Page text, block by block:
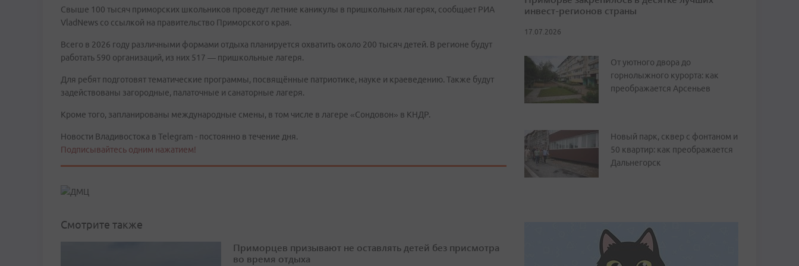
Свыше 100 тысяч приморских школьников проведут летние каникулы в пришкольных лагерях, сообщает РИА
VladNews со ссылкой на правительство Приморского края.
Всего в 2026 году различными формами отдыха планируется охватить около 200 тысяч детей. В регионе будут
работать 590 организаций, из них 517 — пришкольные лагеря.
Для ребят подготовят тематические программы, посвящённые патриотике, науке и краеведению. Также будут
задействованы загородные, палаточные и санаторные лагеря.
Кроме того, запланированы международные смены, в том числе в лагере «Сондовон» в КНДР.
Новости Владивостока в Telegram - постоянно в течение дня.
Подписывайтесь одним нажатием!
Смотрите также
Приморцев призывают не оставлять детей без присмотра
во время отдыха
инвест-регионов страны
17.07.2026
От уютного двора до
горнолыжного курорта: как
преображается Арсеньев
Новый парк, сквер с фонтаном и
50 квартир: как преображается
Дальнегорск